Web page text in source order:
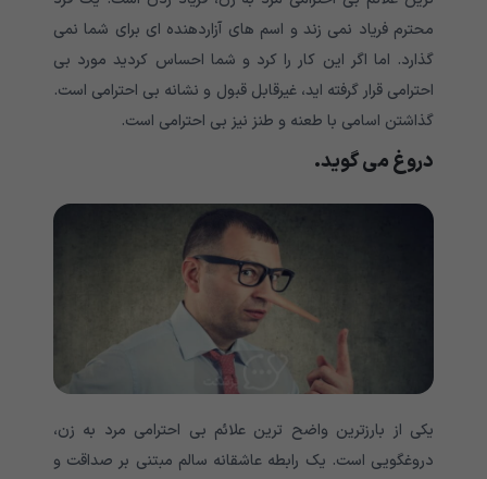
محترم فریاد نمی زند و اسم های آزاردهنده ای برای شما نمی
گذارد. اما اگر این کار را کرد و شما احساس کردید مورد بی
احترامی قرار گرفته اید، غیرقابل قبول و نشانه بی احترامی است.
گذاشتن اسامی با طعنه و طنز نیز بی احترامی است.
دروغ می گوید.
یکی از بارزترین واضح ترین علائم بی احترامی مرد به زن،
دروغگویی است. یک رابطه عاشقانه سالم مبتنی بر صداقت و